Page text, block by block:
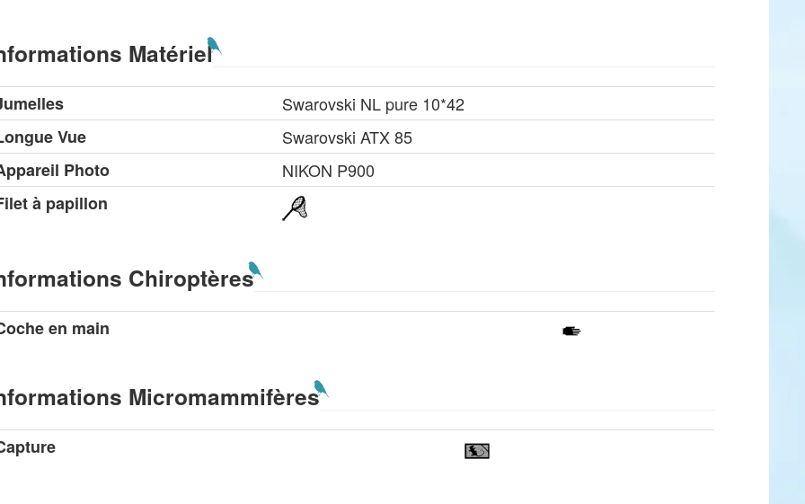
Matériel
Swarovski NL pure 10*42
Vue
Swarovski ATX 85
Photo
NIKON P900
à papillon
Chiroptères
en main
Micromammifères